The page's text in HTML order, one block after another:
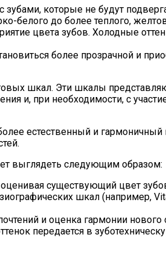
зубами, которые не будут
белого до более теплого,
цвета зубов. Холодные
более прозрачной и
шкал. Эти шкалы
и, при необходимости, с
естественный и гармоничный
выглядеть следующим образом:
существующий цвет
шкал (например,
и оценка гармонии
передается в